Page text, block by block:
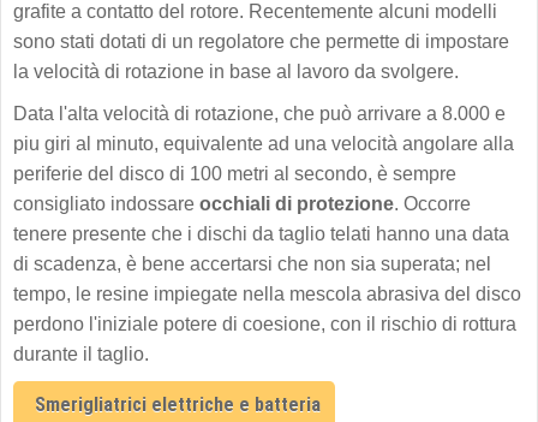
grafite a contatto del rotore. Recentemente alcuni modelli
sono stati dotati di un regolatore che permette di impostare
la velocità di rotazione in base al lavoro da svolgere.
Data l'alta velocità di rotazione, che può arrivare a 8.000 e
piu giri al minuto, equivalente ad una velocità angolare alla
periferie del disco di 100 metri al secondo, è sempre
consigliato indossare occhiali di protezione. Occorre
tenere presente che i dischi da taglio telati hanno una data
di scadenza, è bene accertarsi che non sia superata; nel
tempo, le resine impiegate nella mescola abrasiva del disco
perdono l'iniziale potere di coesione, con il rischio di rottura
durante il taglio.
Smerigliatrici elettriche e batteria